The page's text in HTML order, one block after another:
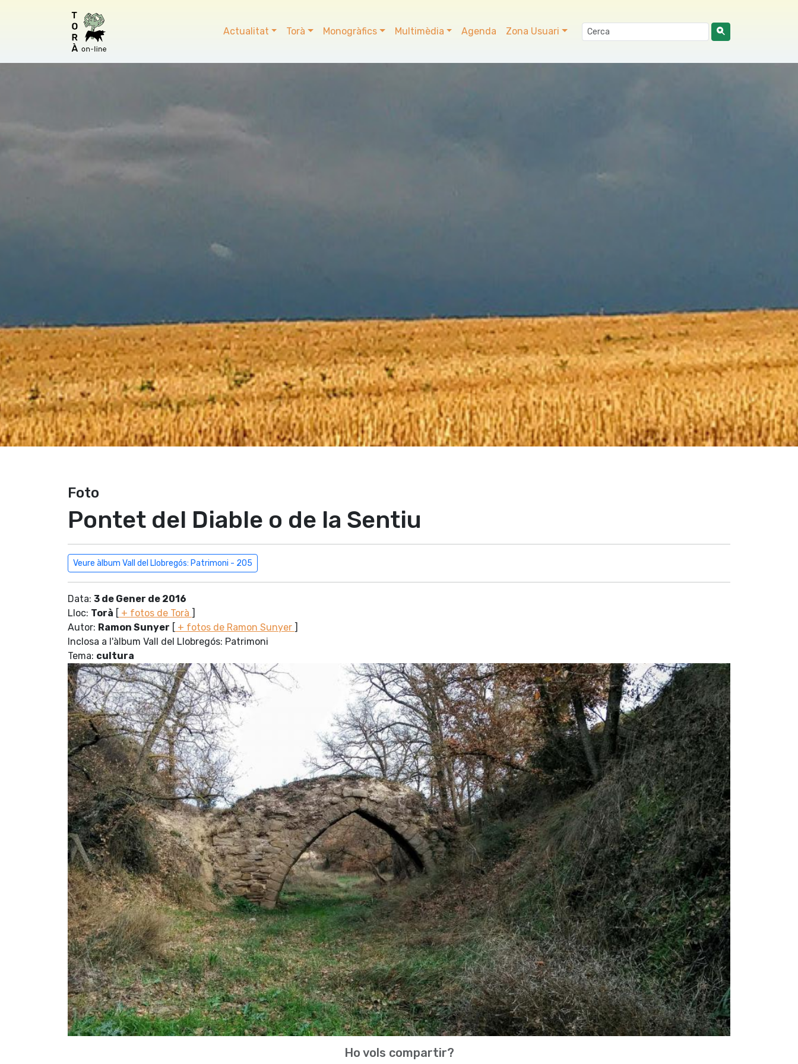
Actualitat Torà Monogràfics Multimèdia Agenda Zona Usuari
Foto
Pontet del Diable o de la Sentiu
Veure àlbum Vall del Llobregós: Patrimoni - 205
Data: 3 de Gener de 2016
Lloc: Torà [ + fotos de Torà ]
Autor: Ramon Sunyer [ + fotos de Ramon Sunyer ]
Inclosa a l'àlbum Vall del Llobregós: Patrimoni
Tema: cultura
Ho vols compartir?